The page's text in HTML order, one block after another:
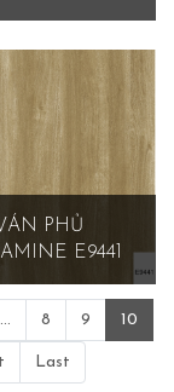
PHỦ
E9441
... 8 9 10
Last